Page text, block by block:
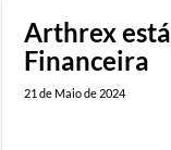
Arthrex
Financeira
21 de Maio de 2024